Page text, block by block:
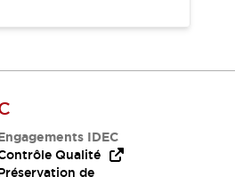
IDEC
Qualité
de